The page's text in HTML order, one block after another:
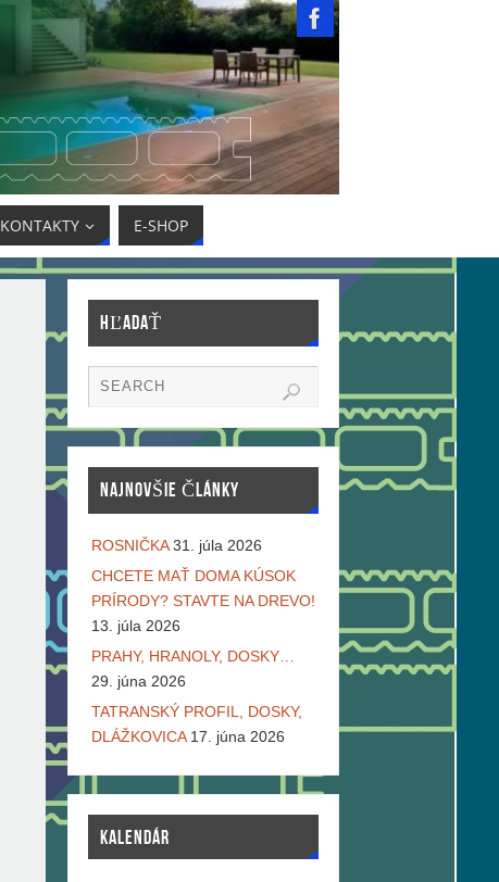
KONTAKTY E-SHOP
HĽADAŤ
NAJNOVŠIE ČLÁNKY
ROSNIČKA 31. júla 2026
CHCETE MAŤ DOMA KÚSOK
PRÍRODY? STAVTE NA DREVO!
13. júla 2026
PRAHY, HRANOLY, DOSKY…
29. júna 2026
TATRANSKÝ PROFIL, DOSKY,
DLÁŽKOVICA 17. júna 2026
KALENDÁR